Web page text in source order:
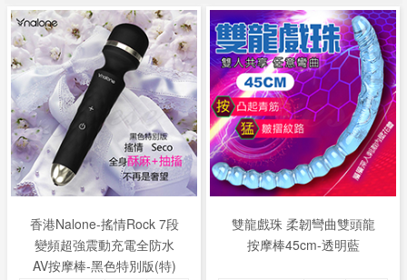
香港Nalone-搖情Rock 7段
變頻超強震動充電全防水
AV按摩棒-黑色特別版(特)
雙龍戲珠 柔韌彎曲雙頭龍
按摩棒45cm-透明藍